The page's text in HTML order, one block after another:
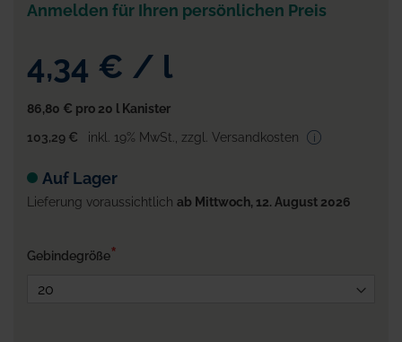
Bildgalerie
Anmelden für Ihren persönlichen Preis
4,34 € / l
86,80 € pro 20 l Kanister
103,29 €
inkl. 19% MwSt. zzgl. Versandkosten
Auf Lager
Lieferung voraussichtlich ab Mittwoch, 12. August 2026
Gebindegröße